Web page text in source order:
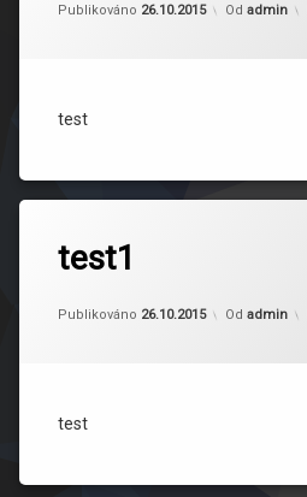
Publikováno 26.10.2015 Od admin
test
test1
Publikováno 26.10.2015 Od admin
test